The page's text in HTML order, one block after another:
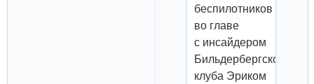
беспилотников
во главе
с инсайдером
Бильдербергского
клуба Эриком